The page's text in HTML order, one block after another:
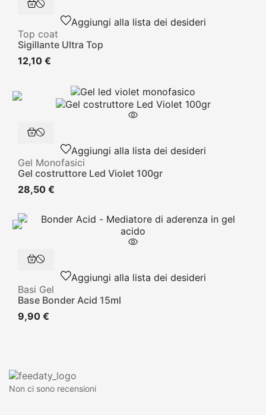
Aggiungi alla lista dei desideri
Top coat
Sigillante Ultra Top
12,10 €
Aggiungi alla lista dei desideri
Gel Monofasici
Gel costruttore Led Violet 100gr
28,50 €
Aggiungi alla lista dei desideri
Basi Gel
Base Bonder Acid 15ml
9,90 €
Non ci sono recensioni